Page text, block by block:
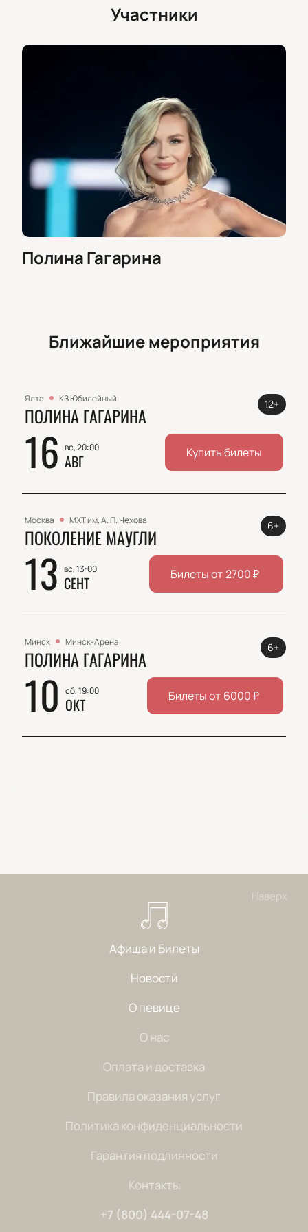
Безопасная оплата и моментальная отправка
Почувствуйте атмосферу большого события и
Участники
Полина Гагарина
Ближайшие мероприятия
Ялта КЗ Юбилейный
ПОЛИНА ГАГАРИНА
16 вс, 20:00
АВГ
12+
Купить билеты
Москва МХТ им. А. П. Чехова
ПОКОЛЕНИЕ МАУГЛИ
13 вс, 13:00
СЕНТ
6+
Билеты от2700₽
Минск Минск-Арена
ПОЛИНА ГАГАРИНА
10 сб, 19:00
ОКТ
6+
Билеты от 6000₽
Наверх
Афиша и Билеты
Новости
О певице
О нас
Оплата и доставка
Правила оказания услуг
Политика конфиденциальности
Гарантия подлинности
Контакты
+7 (800) 444-07-48